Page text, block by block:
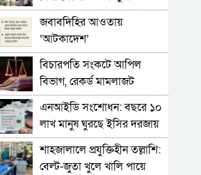
বিদ্যালয়
জবাবদিহির আওতায়
‘আটকাদেশ’
বিচারপতি সংকটে আপিল
বিভাগ, রেকর্ড মামলাজট
এনআইডি সংশোধন: বছরে ১০
লাখ মানুষ ঘুরছে ইসির দরজায়
শাহজালালে প্রযুক্তিহীন তল্লাশি:
বেল্ট-জুতা খুলে খালি পায়ে